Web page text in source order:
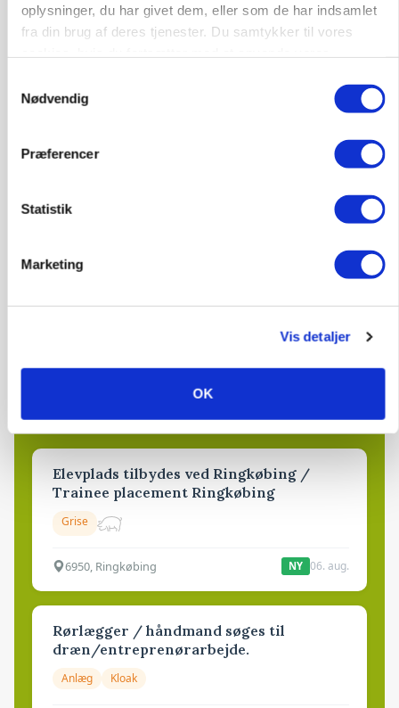
oplysninger, du har givet dem, eller som de har indsamlet
fra din brug af deres tjenester. Du samtykker til vores
Nødvendig
Præferencer
Statistik
Marketing
Vis detaljer
OK
MARKED
Grisebestanden stiger trods svagere
avlsbestand
Olieprisfald og fredshåb sender F5-renten ned
Jobs
Se alle jobs
Elevplads tilbydes ved Ringkøbing /
Trainee placement Ringkøbing
Grise
6950, Ringkøbing NY 06. aug.
Rørlægger / håndmand søges til
dræn/entreprenørarbejde.
Anlæg Kloak